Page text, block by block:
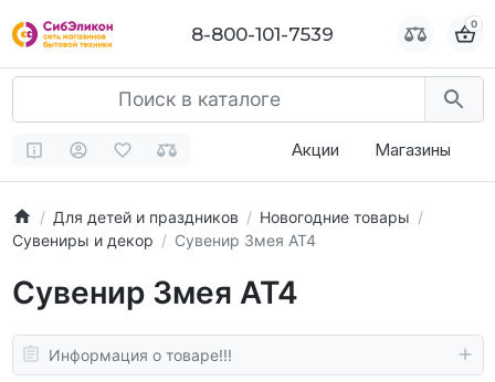
8-800-101-7539 0
Акции Магазины
Для детей и праздников
Новогодние товары
Сувениры и декор
Сувенир Змея AT4
Сувенир Змея AT4
Информация о товаре!!!
8-800-101-7539 0